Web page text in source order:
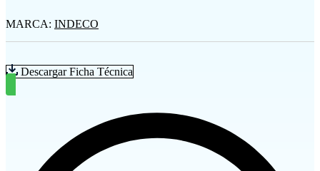
MARCA: INDECO
Descargar Ficha Técnica